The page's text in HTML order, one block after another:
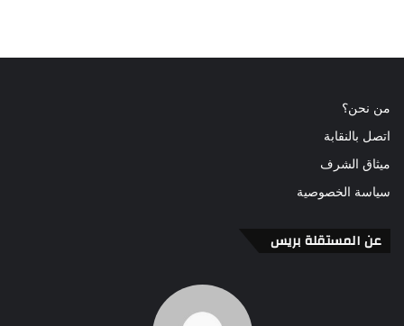
من نحن؟
اتصل بالنقابة
ميثاق الشرف
سياسة الخصوصية
عن المستقلة بريس